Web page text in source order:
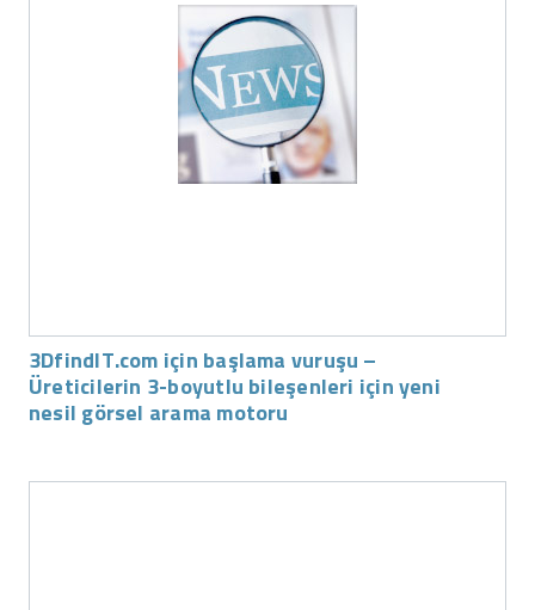
3DfindIT.com için başlama vuruşu –
Üreticilerin 3-boyutlu bileşenleri için yeni
nesil görsel arama motoru